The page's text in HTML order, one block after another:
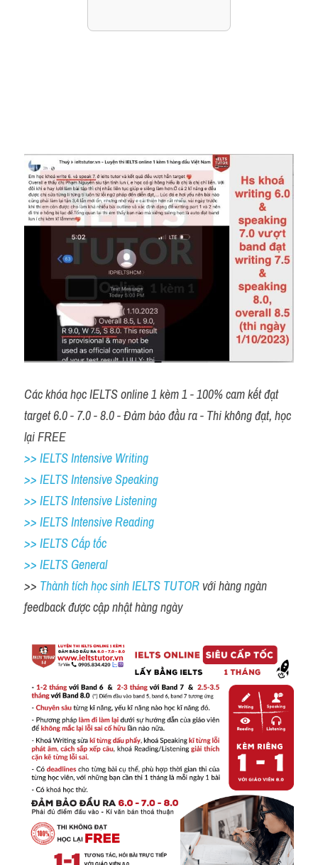
Các khóa học IELTS online 1 kèm 1 - 100% cam kết đạt
target 6.0 - 7.0 - 8.0 - Đảm bảo đầu ra - Thi không đạt, học
lại FREE
>> IELTS Intensive Writing
>> IELTS Intensive Speaking
>> IELTS Intensive Listening
>> IELTS Intensive Reading
>> IELTS Cấp tốc
>> IELTS General
>> Thành tích học sinh IELTS TUTOR với hàng ngàn
feedback được cập nhật hàng ngày